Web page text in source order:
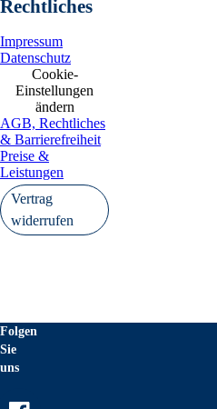
Rechtliches
Impressum
Datenschutz
Cookie-
Einstellungen
ändern
AGB, Rechtliches
& Barrierefreiheit
Preise &
Leistungen
Vertrag
widerrufen
Folgen
Sie
uns